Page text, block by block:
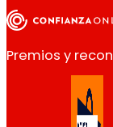
Premios y